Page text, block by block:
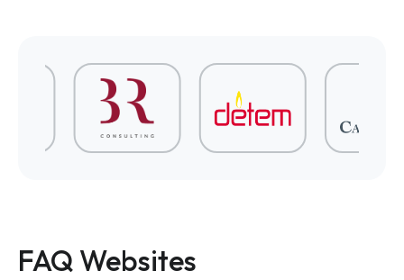
FAQ Websites